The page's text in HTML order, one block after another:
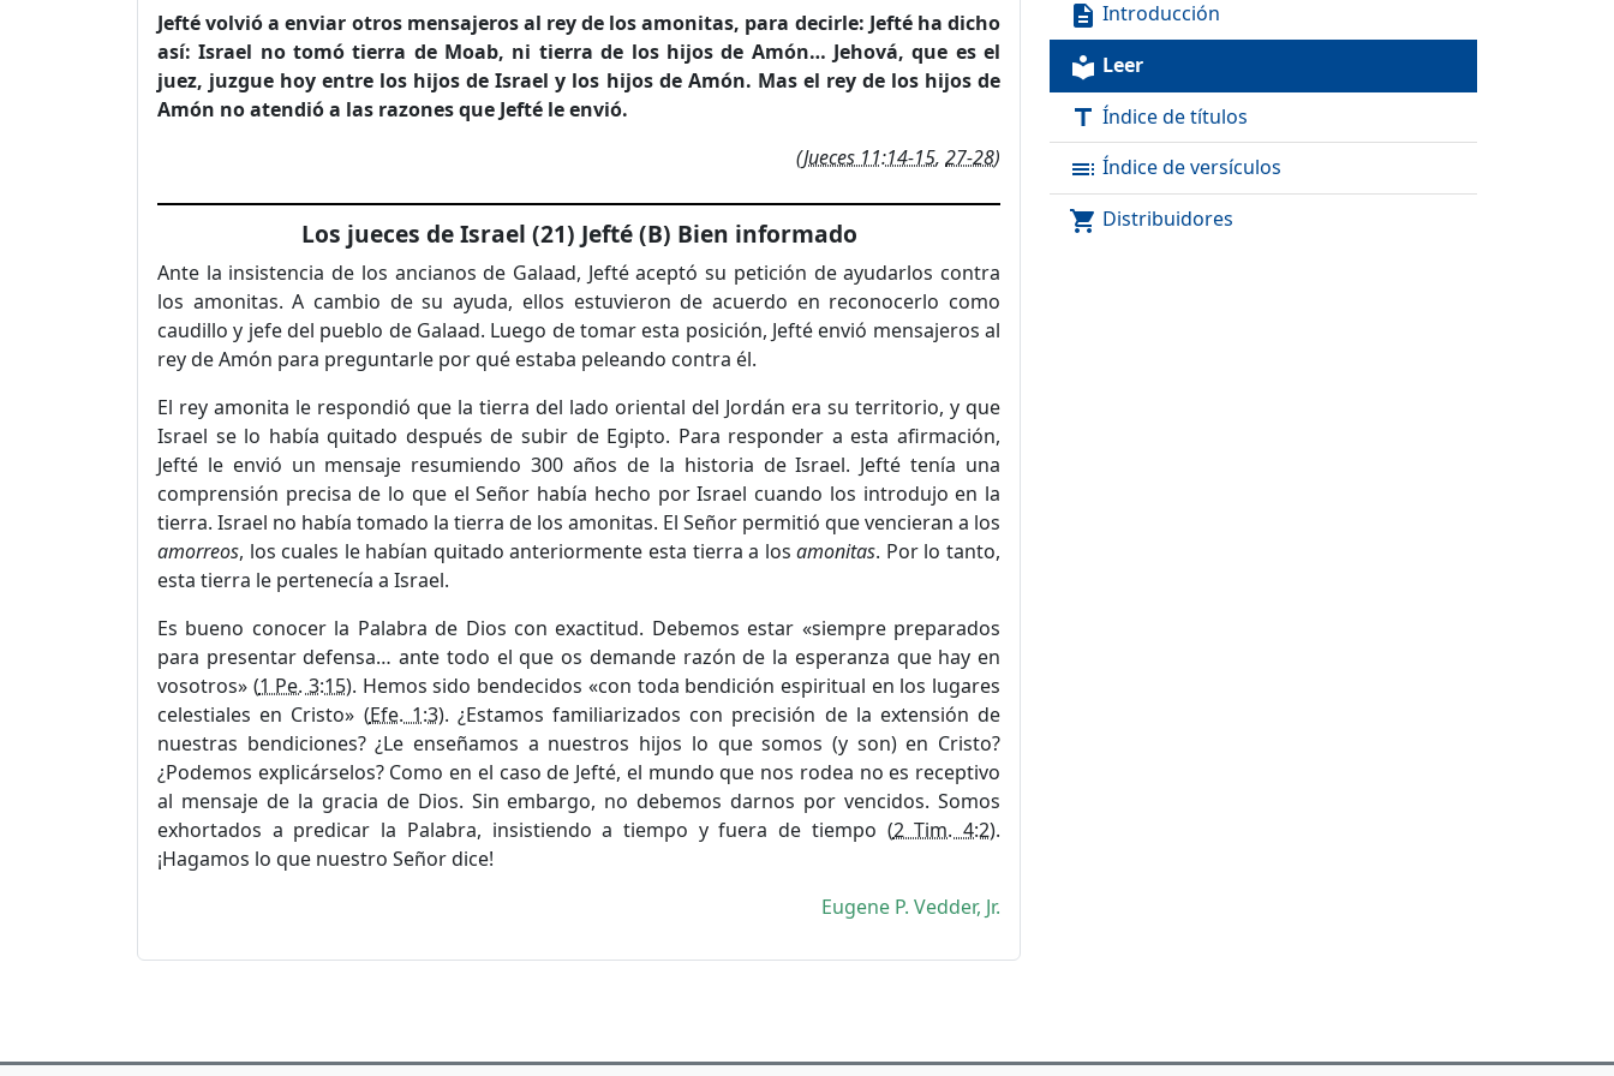
Jefté volvió a enviar otros mensajeros al rey de los amonitas, para decirle: Jefté ha dicho
así: Israel no tomó tierra de Moab, ni tierra de los hijos de Amón… Jehová, que es el
juez, juzgue hoy entre los hijos de Israel y los hijos de Amón. Mas el rey de los hijos de
Amón no atendió a las razones que Jefté le envió.
(Jueces 11:14-15, 27-28)
Los jueces de Israel (21) Jefté (B) Bien informado
Ante la insistencia de los ancianos de Galaad, Jefté aceptó su petición de ayudarlos contra
los amonitas. A cambio de su ayuda, ellos estuvieron de acuerdo en reconocerlo como
caudillo y jefe del pueblo de Galaad. Luego de tomar esta posición, Jefté envió mensajeros al
rey de Amón para preguntarle por qué estaba peleando contra él.
El rey amonita le respondió que la tierra del lado oriental del Jordán era su territorio, y que
Israel se lo había quitado después de subir de Egipto. Para responder a esta afirmación,
Jefté le envió un mensaje resumiendo 300 años de la historia de Israel. Jefté tenía una
comprensión precisa de lo que el Señor había hecho por Israel cuando los introdujo en la
tierra. Israel no había tomado la tierra de los amonitas. El Señor permitió que vencieran a los
amorreos, los cuales le habían quitado anteriormente esta tierra a losamonitas. Por lo tanto,
esta tierra le pertenecía a Israel.
Es bueno conocer la Palabra de Dios con exactitud. Debemos estar «siempre preparados
para presentar defensa… ante todo el que os demande razón de la esperanza que hay en
vosotros» (1 Pe. 3:15). Hemos sido bendecidos «con toda bendición espiritual en los lugares
celestiales en Cristo» (Efe. 1:3). ¿Estamos familiarizados con precisión de la extensión de
nuestras bendiciones? ¿Le enseñamos a nuestros hijos lo que somos (y son) en Cristo?
¿Podemos explicárselos? Como en el caso de Jefté, el mundo que nos rodea no es receptivo
al mensaje de la gracia de Dios. Sin embargo, no debemos darnos por vencidos. Somos
exhortados a predicar la Palabra, insistiendo a tiempo y fuera de tiempo (2 Tim. 4:2).
¡Hagamos lo que nuestro Señor dice!
Eugene P. Vedder, Jr.
description Introducción
local_library Leer
title Índice de títulos
toc Índice de versículos
shopping_cart Distribuidores